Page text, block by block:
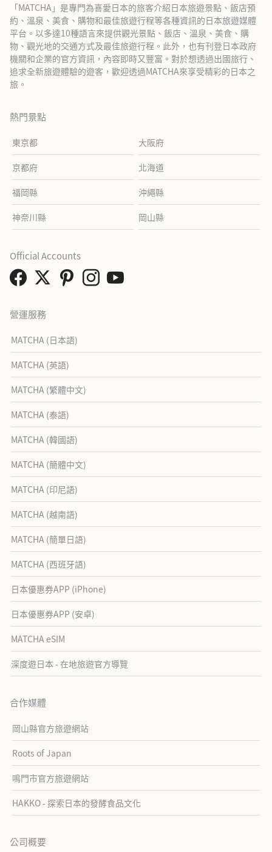
「MATCHA」是專門為喜愛日本的旅客介紹日本旅遊景點、飯店預
約、溫泉、美食、購物和最佳旅遊行程等各種資訊的日本旅遊媒體
平台。以多達10種語言來提供觀光景點、飯店、溫泉、美食、購
物、觀光地的交通方式及最佳旅遊行程。此外，也有刊登日本政府
機關和企業的官方資訊，內容即時又豐富。對於想透過出國旅行、
追求全新旅遊體驗的遊客，歡迎透過MATCHA來享受精彩的日本之
旅。
熱門景點
東京都 大阪府
京都府 北海道
福岡縣 沖繩縣
神奈川縣 岡山縣
營運服務
MATCHA (日本語)
MATCHA (英語)
MATCHA (繁體中文)
MATCHA (泰語)
MATCHA (韓國語)
MATCHA (簡體中文)
MATCHA (印尼語)
MATCHA (越南語)
MATCHA (簡單日語)
MATCHA (西班牙語)
日本優惠券APP (iPhone)
日本優惠券APP (安卓)
MATCHA eSIM
深度遊日本 - 在地旅遊官方導覽
合作媒體
岡山縣官方旅遊網站
Roots of Japan
鳴門市官方旅遊網站
HAKKO - 探索日本的發酵食品文化
公司概要
Official Accounts